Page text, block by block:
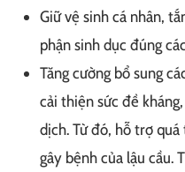
Giữ vệ sinh cá nhân,
phận sinh dục đúng
Tăng cường bổ sung
cải thiện sức đề
dịch. Từ đó, hỗ trợ
gây bệnh của lậu cầu.